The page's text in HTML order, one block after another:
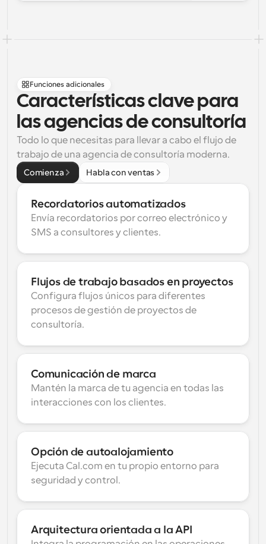
Funciones adicionales
Características clave para
las agencias de consultoría
Todo lo que necesitas para llevar a cabo el flujo de
trabajo de una agencia de consultoría moderna.
Comienza Habla con ventas
Recordatorios automatizados
Envía recordatorios por correo electrónico y
SMS a consultores y clientes.
Flujos de trabajo basados en proyectos
Configura flujos únicos para diferentes
procesos de gestión de proyectos de
consultoría.
Comunicación de marca
Mantén la marca de tu agencia en todas las
interacciones con los clientes.
Opción de autoalojamiento
Ejecuta Cal.com en tu propio entorno para
seguridad y control.
Arquitectura orientada a la API